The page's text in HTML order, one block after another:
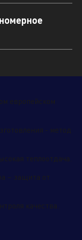
европейском
- метод
теплоотдача.
– защита от
качества.